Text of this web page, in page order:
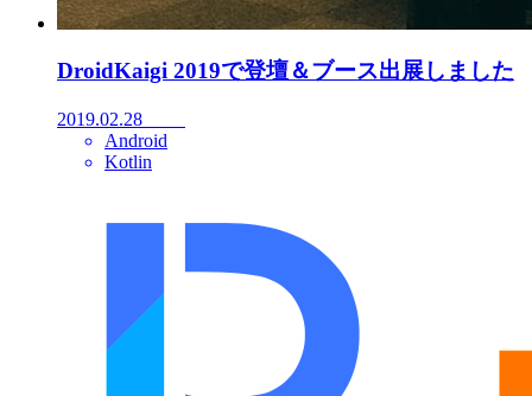
DroidKaigi 2019で登壇＆ブース出展しました
2019.02.28
Android
Kotlin